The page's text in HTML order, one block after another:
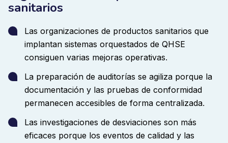
lograr la certificación ISO significativamente más
rápido de lo esperado, manteniendo un control total
sobre la documentación y los procesos de calidad.
resultado fue un mejor cumplimiento, una certificación
de los flujos de trabajo de calidad .
sanitarios
Las organizaciones de productos sanitarios que
implantan sistemas orquestados de QHSE
consiguen varias mejoras operativas.
La preparación de auditorías se agiliza porque la
documentación y las pruebas de conformidad
permanecen accesibles de forma centralizada.
Las investigaciones de desviaciones son más
eficaces porque los eventos de calidad y las